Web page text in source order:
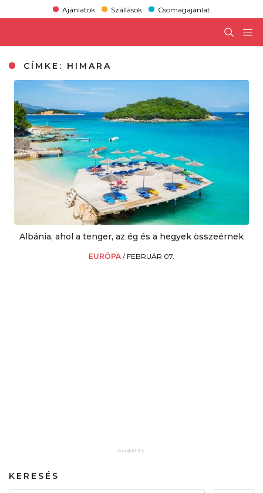
Ajánlatok Szállások Csomagajánlat
CÍMKE: HIMARA
Albánia, ahol a tenger, az ég és a hegyek összeérnek
EURÓPA / FEBRUÁR 07.
KERESÉS